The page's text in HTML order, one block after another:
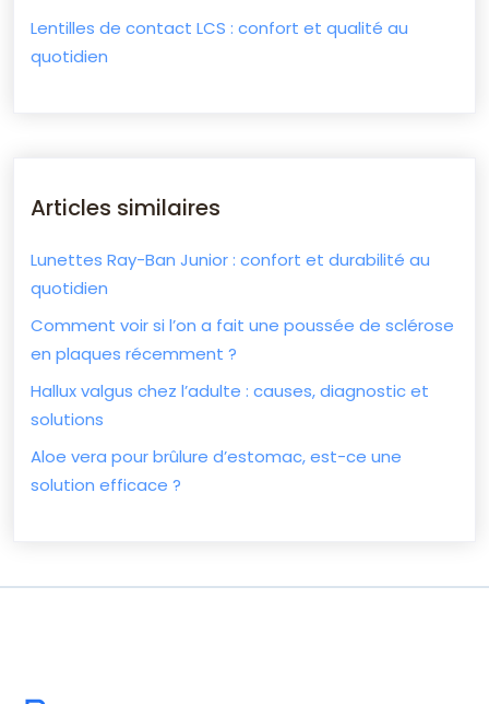
Lentilles de contact LCS : confort et qualité au
quotidien
Articles similaires
Lunettes Ray-Ban Junior : confort et durabilité au
quotidien
Comment voir si l’on a fait une poussée de sclérose
en plaques récemment ?
Hallux valgus chez l’adulte : causes, diagnostic et
solutions
Aloe vera pour brûlure d’estomac, est-ce une
solution efficace ?